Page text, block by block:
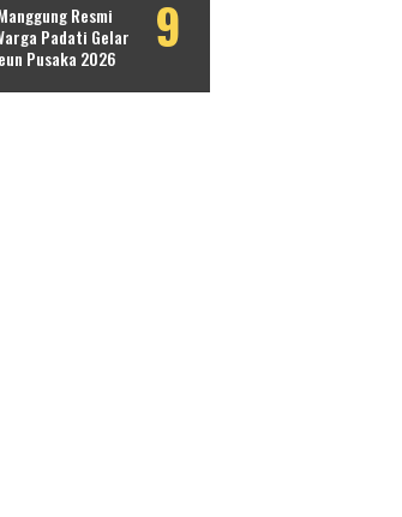
Resmi
Padati Gelar
Pusaka 2026